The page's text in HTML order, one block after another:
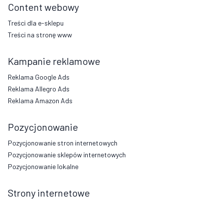
Content webowy
Treści dla e-sklepu
Treści na stronę www
Kampanie reklamowe
Reklama Google Ads
Reklama Allegro Ads
Reklama Amazon Ads
Pozycjonowanie
Pozycjonowanie stron internetowych
Pozycjonowanie sklepów internetowych
Pozycjonowanie lokalne
Strony internetowe